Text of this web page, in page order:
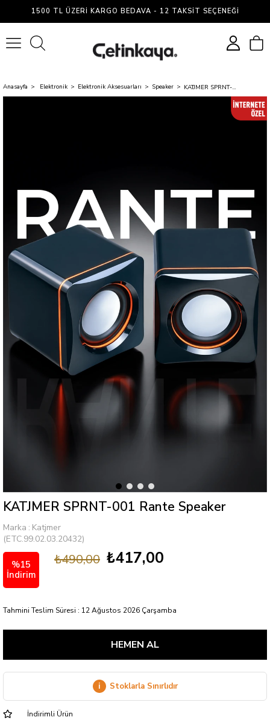
1500 TL ÜZERI KARGO BEDAVA - 12 TAKSIT SEÇENEĞI
Anasayfa Elektronik Elektronik Aksesuarları Speaker KATJMER SPRNT-001 Rante Speaker
KATJMER SPRNT-001 Rante Speaker
Marka : Katjmer
(ETC.99.02.03.20432)
%15
İndirim
₺490,00 ₺417,00
Tahmini Teslim Süresi : 12 Ağustos 2026 Çarşamba
i Stoklarla Sınırlıdır
İndirimli Ürün